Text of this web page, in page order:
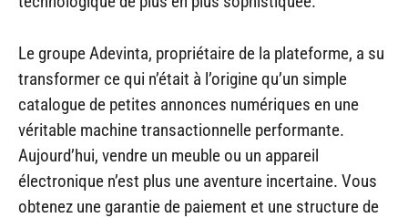
Le groupe Adevinta, propriétaire de la plateforme, a su
transformer ce qui n’était à l’origine qu’un simple
catalogue de petites annonces numériques en une
véritable machine transactionnelle performante.
Aujourd’hui, vendre un meuble ou un appareil
électronique n’est plus une aventure incertaine. Vous
obtenez une garantie de paiement et une structure de